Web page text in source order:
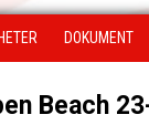
DOKUMENT
Beach